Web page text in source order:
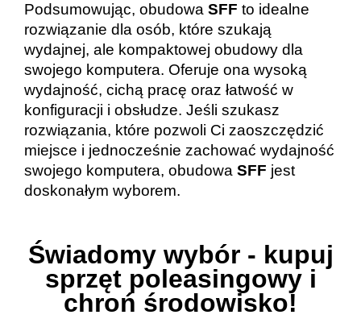
Podsumowując, obudowa SFF to idealne
rozwiązanie dla osób, które szukają
wydajnej, ale kompaktowej obudowy dla
swojego komputera. Oferuje ona wysoką
wydajność, cichą pracę oraz łatwość w
konfiguracji i obsłudze. Jeśli szukasz
rozwiązania, które pozwoli Ci zaoszczędzić
miejsce i jednocześnie zachować wydajność
swojego komputera, obudowa SFF jest
doskonałym wyborem.
Świadomy wybór - kupuj
sprzęt poleasingowy i
chroń środowisko!